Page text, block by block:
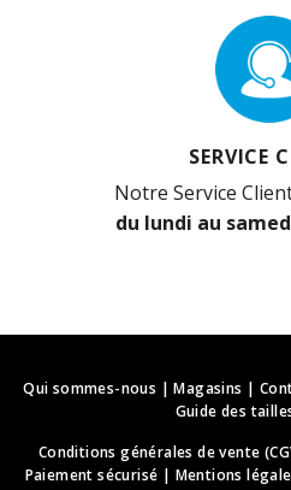
SERVICE
Notre Service
du lundi au
Qui sommes-nous |Magasins |
Guide des
Conditions générales de vente
Paiement sécurisé | Mentions